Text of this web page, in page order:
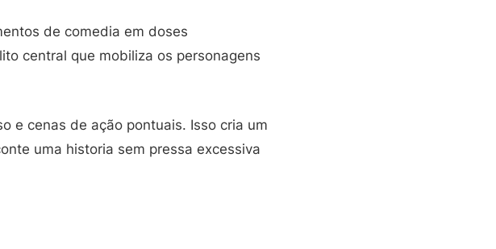
de comedia em doses
central que mobiliza os personagens
e cenas de ação pontuais. Isso cria um
uma historia sem pressa excessiva